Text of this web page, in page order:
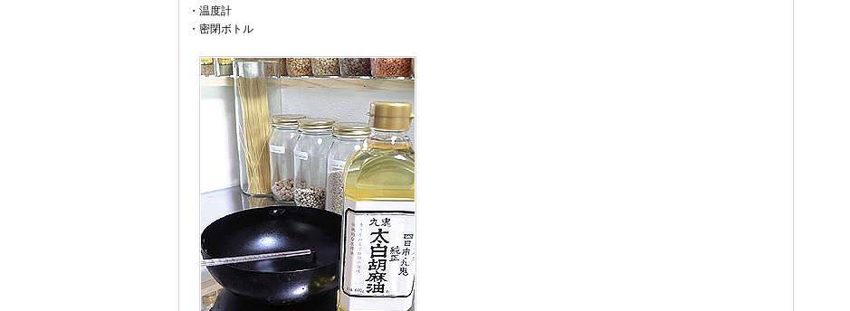
・温度計
・密閉ボトル